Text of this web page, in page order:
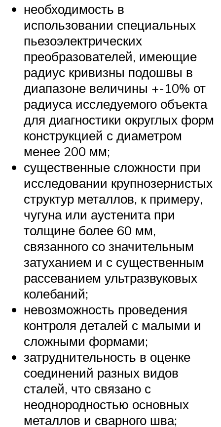
необходимость в
использовании специальных
пьезоэлектрических
преобразователей, имеющие
радиус кривизны подошвы в
диапазоне величины +-10% от
радиуса исследуемого объекта
для диагностики округлых форм
конструкцией с диаметром
менее 200 мм;
существенные сложности при
исследовании крупнозернистых
структур металлов, к примеру,
чугуна или аустенита при
толщине более 60 мм,
связанного со значительным
затуханием и с существенным
рассеванием ультразвуковых
колебаний;
невозможность проведения
контроля деталей с малыми и
сложными формами;
затруднительность в оценке
соединений разных видов
сталей, что связано с
неоднородностью основных
металлов и сварного шва;